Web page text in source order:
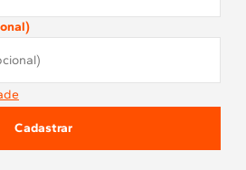
Brastemp
Não
Cadastrar